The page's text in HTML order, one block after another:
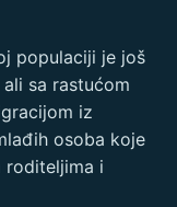
populaciji je još
sa rastućom
iz
osoba koje
roditeljima i